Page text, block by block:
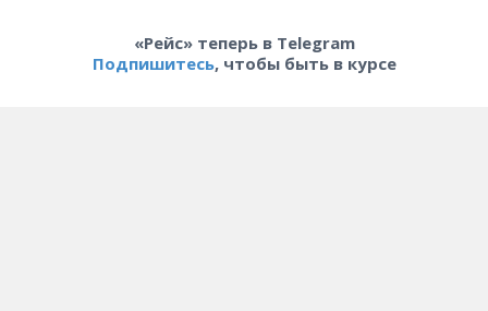
«Рейс» теперь в Telegram
Подпишитесь, чтобы быть в курсе